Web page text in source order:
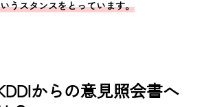
うスタンスをとっています。
からの意見照会書へ